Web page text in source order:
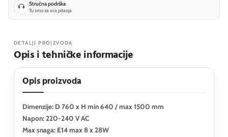
Stručna podrška
Tu smo za sva pitanja
DETALJI PROIZVODA
Opis i tehničke informacije
Opis proizvoda
Dimenzije: D 760 x H min 640 / max 1500 mm
Napon: 220-240 V AC
Max snaga: E14 max 8 x 28W